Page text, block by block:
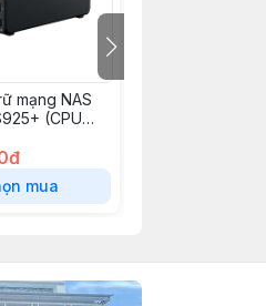
mạng NAS
(CPU
4
mua